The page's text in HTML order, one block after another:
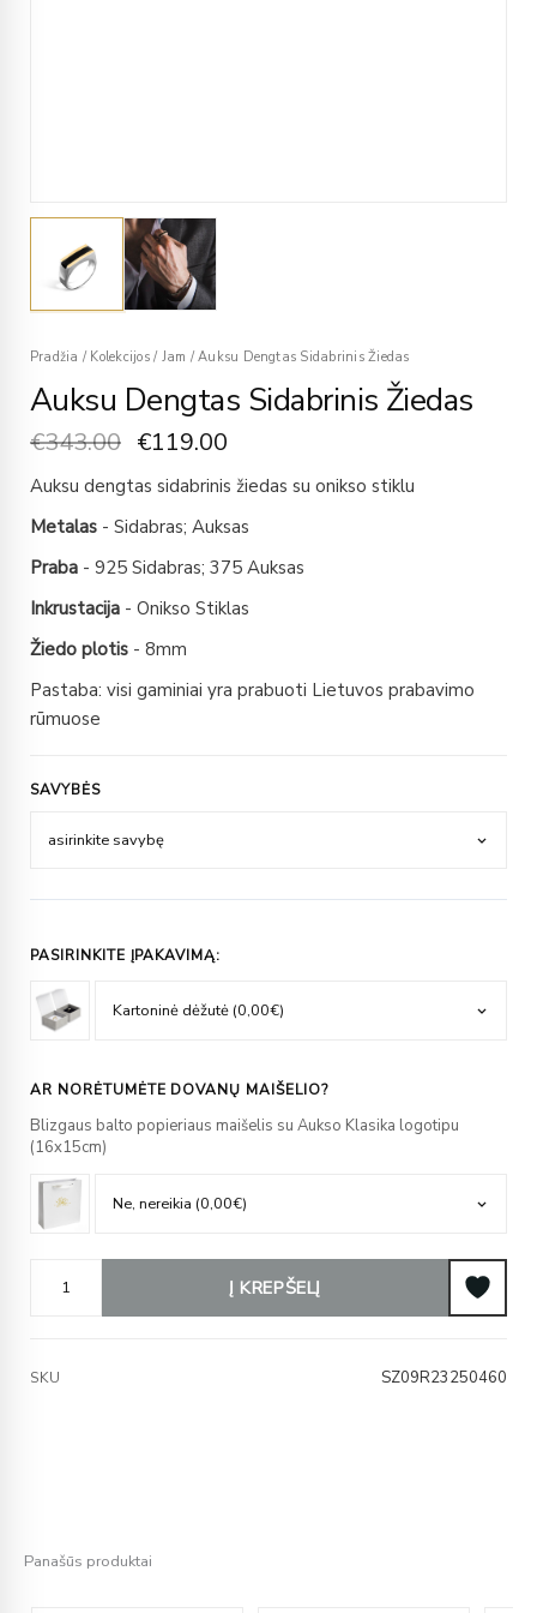
Pradžia / Kolekcijos / Jam /Auksu Dengtas Sidabrinis Žiedas
Auksu Dengtas Sidabrinis Žiedas
€343.00 €119.00
Auksu dengtas sidabrinis žiedas su onikso stiklu
Metalas - Sidabras; Auksas
Praba - 925 Sidabras; 375 Auksas
Inkrustacija - Onikso Stiklas
Žiedo plotis - 8mm
Pastaba: visi gaminiai yra prabuoti Lietuvos prabavimo
rūmuose
SAVYBĖS
PASIRINKITE ĮPAKAVIMĄ:
AR NORĖTUMĖTE DOVANŲ MAIŠELIO?
Blizgaus balto popieriaus maišelis su Aukso Klasika logotipu
(16x15cm)
Į KREPŠELĮ
SKU SZ09R23250460
Panašūs produktai